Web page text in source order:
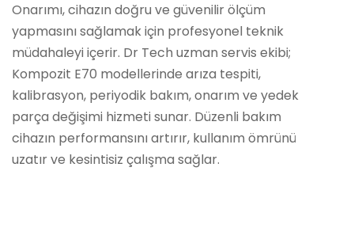
Onarımı, cihazın doğru ve güvenilir ölçüm
yapmasını sağlamak için profesyonel teknik
müdahaleyi içerir. Dr Tech uzman servis ekibi;
Kompozit E70 modellerinde arıza tespiti,
kalibrasyon, periyodik bakım, onarım ve yedek
parça değişimi hizmeti sunar. Düzenli bakım
cihazın performansını artırır, kullanım ömrünü
uzatır ve kesintisiz çalışma sağlar.